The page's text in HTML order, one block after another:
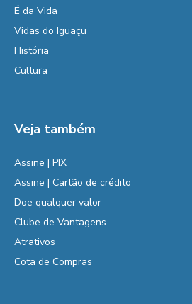
É da Vida
Vidas do Iguaçu
História
Cultura
Veja também
Assine | PIX
Assine | Cartão de crédito
Doe qualquer valor
Clube de Vantagens
Atrativos
Cota de Compras